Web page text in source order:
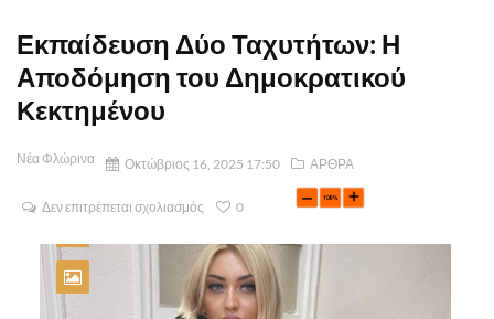
Εκπαίδευση Δύο Ταχυτήτων: Η
Αποδόμηση του Δημοκρατικού
Κεκτημένου
Νέα Φλώρινα Οκτώβριος 16, 2025 17:50 ΑΡΘΡΑ
Δεν επιτρέπεται σχολιασμός 0